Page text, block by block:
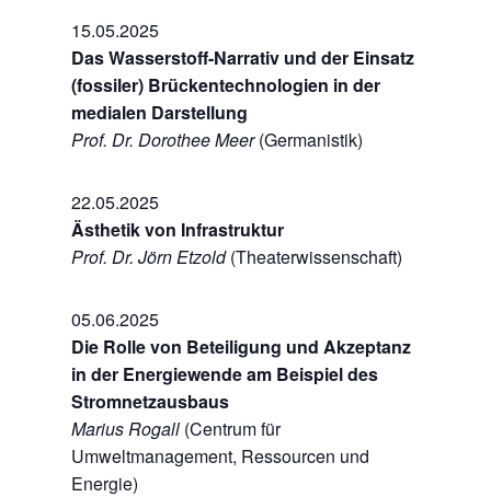
15.05.2025
Das Wasserstoff-Narrativ und der Einsatz
(fossiler) Brückentechnologien in der
medialen Darstellung
Prof. Dr. Dorothee Meer(Germanistik)
22.05.2025
Ästhetik von Infrastruktur
Prof. Dr. Jörn Etzold(Theaterwissenschaft)
05.06.2025
Die Rolle von Beteiligung und Akzeptanz
in der Energiewende am Beispiel des
Stromnetzausbaus
Marius Rogall(Centrum für
Umweltmanagement, Ressourcen und
Energie)